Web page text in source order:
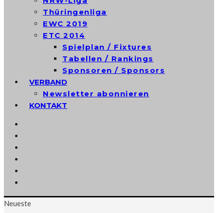
Thüringenliga
EWC 2019
ETC 2014
Spielplan / Fixtures
Tabellen / Rankings
Sponsoren / Sponsors
VERBAND
Newsletter abonnieren
KONTAKT
Neueste